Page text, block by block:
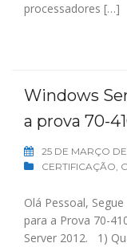
processadores […]
Windows
a prova 70-
25 DE MARÇO
CERTIFICAÇÃO,
Olá Pessoal,
para a Prova 70-
Server 2012. 1)